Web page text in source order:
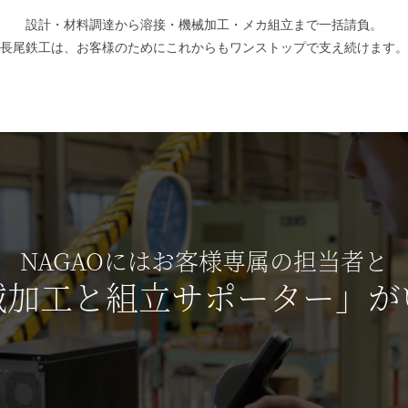
設計・材料調達から溶接・機械加工・メカ組立まで一括請負。
長尾鉄工は、お客様のためにこれからもワンストップで支え続けます。
NAGAOにはお客様専属の担当者と
工と組立サポーター」